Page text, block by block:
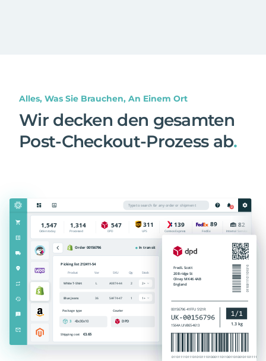
Alles, Was Sie Brauchen, An Einem Ort
Wir decken den gesamten
Post-Checkout-Prozess ab.